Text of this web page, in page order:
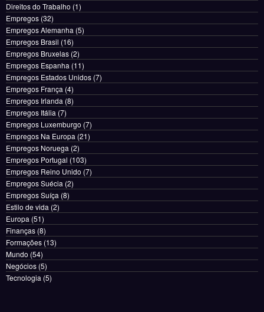
Direitos do Trabalho (1)
Empregos (32)
Empregos Alemanha (5)
Empregos Brasil (16)
Empregos Bruxelas (2)
Empregos Espanha (11)
Empregos Estados Unidos (7)
Empregos França (4)
Empregos Irlanda (8)
Empregos Itália (7)
Empregos Luxemburgo (7)
Empregos Na Europa (21)
Empregos Noruega (2)
Empregos Portugal (103)
Empregos Reino Unido (7)
Empregos Suécia (2)
Empregos Suíça (8)
Estilo de vida (2)
Europa (51)
Finanças (8)
Formações (13)
Mundo (54)
Negócios (5)
Tecnologia (5)